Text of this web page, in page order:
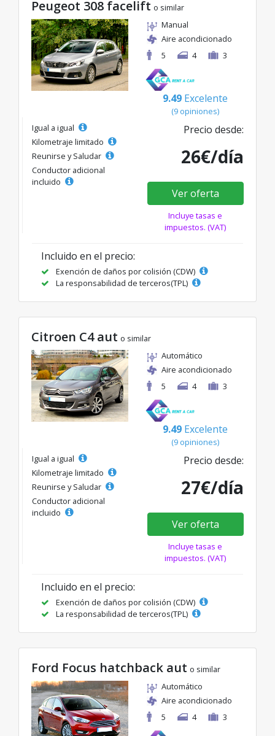
Peugeot 308 facelift o similar
Manual
Aire acondicionado
5
4 3
9.49 Excelente
(9 opiniones)
Igual a igual
Kilometraje limitado
Reunirse y Saludar
Conductor adicional
incluido
Precio desde:
26€/día
Ver oferta
Incluye tasas e
impuestos. (VAT)
Incluido en el precio:
Exención de daños por colisión (CDW)
La responsabilidad de terceros(TPL)
Citroen C4 aut o similar
Automático
Aire acondicionado
5
4 3
9.49 Excelente
(9 opiniones)
Igual a igual
Kilometraje limitado
Reunirse y Saludar
Conductor adicional
incluido
Precio desde:
27€/día
Ver oferta
Incluye tasas e
impuestos. (VAT)
Incluido en el precio:
Exención de daños por colisión (CDW)
La responsabilidad de terceros(TPL)
Ford Focus hatchback aut o similar
Automático
Aire acondicionado
5
4 3